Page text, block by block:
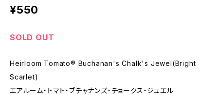
¥550
SOLD OUT
Heirloom Tomato® Buchanan's Chalk's Jewel(Bright
Scarlet)
エアルーム・トマト・ブチャナンズ・チョークス・ジュエル